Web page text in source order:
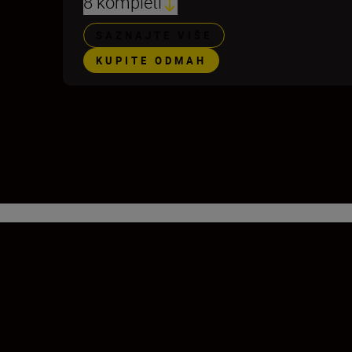
KUPITE ODMAH